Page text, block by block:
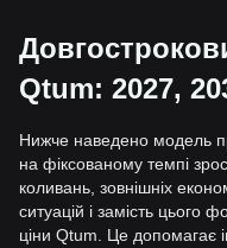
Qtum: 2027,
Нижче наведено модель
на фіксованому темпі
коливань, зовнішніх
ситуацій і замість цього
ціни Qtum. Це допомагає